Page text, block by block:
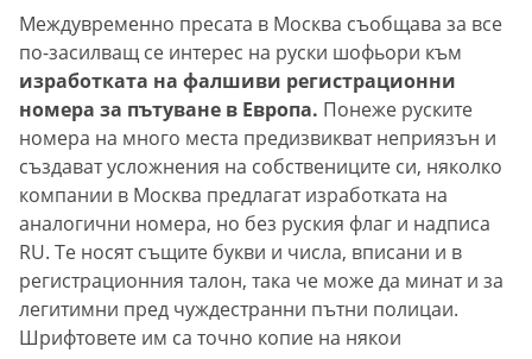
Междувременно пресата в Москва съобщава за все
по-засилващ се интерес на руски шофьори към
изработката на фалшиви регистрационни
номера за пътуване в Европа. Понеже руските
номера на много места предизвикват неприязън и
създават усложнения на собствениците си, няколко
компании в Москва предлагат изработката на
аналогични номера, но без руския флаг и надписа
RU. Те носят същите букви и числа, вписани и в
регистрационния талон, така че може да минат и за
легитимни пред чуждестранни пътни полицаи.
Шрифтовете им са точно копие на някои